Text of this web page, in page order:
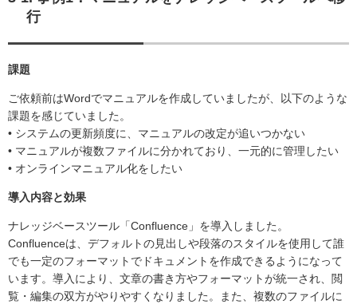
行
課題
ご依頼前はWordでマニュアルを作成していましたが、以下のような
課題を感じていました。
• システムの更新頻度に、マニュアルの改定が追いつかない
• マニュアルが複数ファイルに分かれており、一元的に管理したい
• オンラインマニュアル化をしたい
導入内容と効果
ナレッジベースツール「Confluence」を導入しました。
Confluenceは、デフォルトの見出しや段落のスタイルを使用して誰
でも一定のフォーマットでドキュメントを作成できるようになって
います。導入により、文章の書き方やフォーマットが統一され、閲
覧・編集の双方がやりやすくなりました。また、複数のファイルに